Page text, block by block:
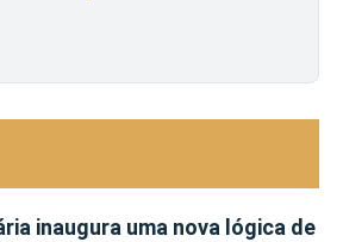
inaugura uma nova lógica de